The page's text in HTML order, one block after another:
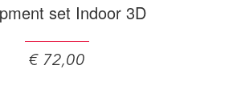
set Indoor 3D
€ 72,00